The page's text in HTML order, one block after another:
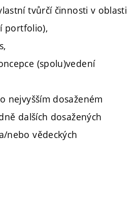
tvůrčí činnosti v oblasti
portfolio),
(spolu)vedení
nejvyšším dosaženém
dalších dosažených
nebo vědeckých